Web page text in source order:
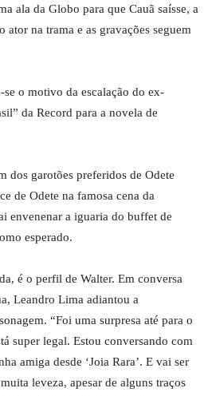
ala da Globo para que Cauã saísse, a
ator na trama e as gravações seguem
o motivo da escalação do ex-
da Record para a novela de
dos garotões preferidos de Odete
de Odete na famosa cena da
envenenar a iguaria do buffet de
esperado.
é o perfil de Walter. Em conversa
Leandro Lima adiantou a
“Foi uma surpresa até para o
super legal. Estou conversando com
amiga desde ‘Joia Rara’. E vai ser
leveza, apesar de alguns traços